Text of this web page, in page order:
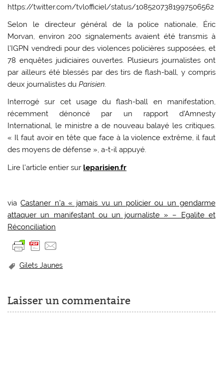
https://twitter.com/tvlofficiel/status/1085207381997506562
Selon le directeur général de la police nationale, Éric
Morvan, environ 200 signalements avaient été transmis à
l’IGPN vendredi pour des violences policières supposées, et
78 enquêtes judiciaires ouvertes. Plusieurs journalistes ont
par ailleurs été blessés par des tirs de flash-ball, y compris
deux journalistes duParisien.
Interrogé sur cet usage du flash-ball en manifestation,
récemment dénoncé par un rapport d’Amnesty
International, le ministre a de nouveau balayé les critiques.
« Il faut avoir en tête que face à la violence extrême, il faut
des moyens de défense », a-t-il appuyé.
Lire l’article entier surleparisien.fr
viaCastaner n’a « jamais vu un policier ou un gendarme
attaquer un manifestant ou un journaliste » – Egalite et
Réconciliation
Gilets Jaunes
Laisser un commentaire